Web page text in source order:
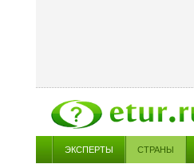
ЭКСПЕРТЫ СТРАНЫ